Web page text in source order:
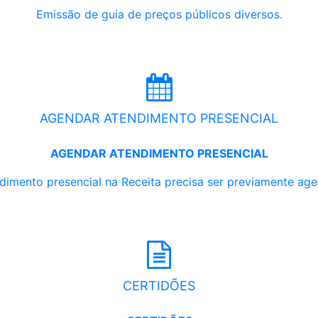
Emissão de guia de preços públicos diversos.
AGENDAR ATENDIMENTO PRESENCIAL
AGENDAR ATENDIMENTO PRESENCIAL
presencial na Receita precisa ser previamente
CERTIDÕES